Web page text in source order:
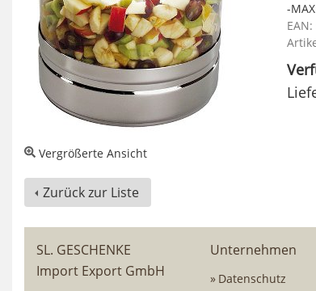
Vergrößerte Ansicht
-
Zurück zur Liste
SL. GESCHENKE
Import Export GmbH
Unternehmen
Datenschutz